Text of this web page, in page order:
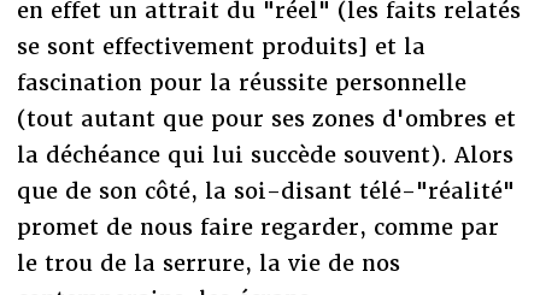
en effet un attrait du "réel" (les faits relatés
se sont effectivement produits] et la
fascination pour la réussite personnelle
(tout autant que pour ses zones d'ombres et
la déchéance qui lui succède souvent). Alors
que de son côté, la soi-disant télé-"réalité"
promet de nous faire regarder, comme par
le trou de la serrure, la vie de nos